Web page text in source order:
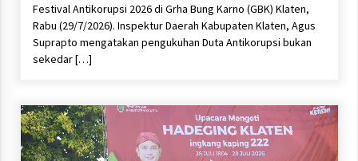
Festival Antikorupsi 2026 di Grha Bung Karno (GBK) Klaten,
Rabu (29/7/2026). Inspektur Daerah Kabupaten Klaten, Agus
Suprapto mengatakan pengukuhan Duta Antikorupsi bukan
sekedar […]